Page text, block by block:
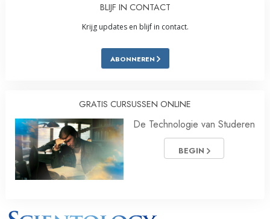
BLIJF IN CONTACT
Krijg updates en blijf in contact.
ABONNEREN
GRATIS CURSUSSEN ONLINE
De Technologie van Studeren
BEGIN